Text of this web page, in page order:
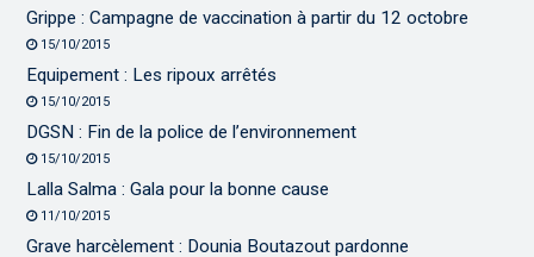
Grippe : Campagne de vaccination à partir du 12 octobre
15/10/2015
Equipement : Les ripoux arrêtés
15/10/2015
DGSN : Fin de la police de l’environnement
15/10/2015
Lalla Salma : Gala pour la bonne cause
11/10/2015
Grave harcèlement : Dounia Boutazout pardonne